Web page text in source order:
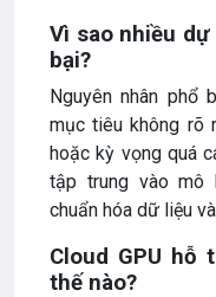
Vì sao nhiều
bại?
Nguyên nhân phổ
mục tiêu không rõ
hoặc kỳ vọng quá
tập trung vào mô
chuẩn hóa dữ liệu
Cloud GPU hỗ
thế nào?